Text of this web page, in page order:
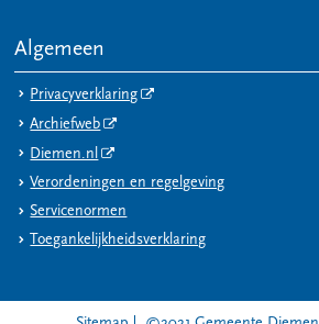
Algemeen
Privacyverklaring
Archiefweb
Diemen.nl
Verordeningen en regelgeving
Servicenormen
Toegankelijkheidsverklaring